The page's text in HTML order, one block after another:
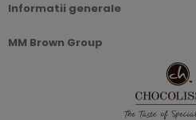
Informatii generale
MM Brown Group